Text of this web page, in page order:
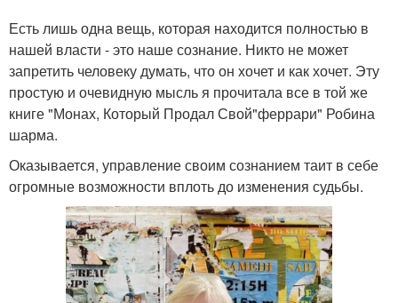
Есть лишь одна вещь, которая находится полностью в
нашей власти - это наше сознание. Никто не может
запретить человеку думать, что он хочет и как хочет. Эту
простую и очевидную мысль я прочитала все в той же
книге "Монах, Который Продал Свой"феррари" Робина
шарма.
Оказывается, управление своим сознанием таит в себе
огромные возможности вплоть до изменения судьбы.